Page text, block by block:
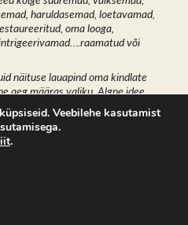
haruldasemad, loetavamad,
oma looga,
või
näituse lauapind oma kindlate
aeg määras valiku. Algne idee
ja ülespanekul tekivad
näituse puhul, kui
pind on valik kindlasti
seekord minu valikus sõelale ja
Veebilehe kasutamist
.